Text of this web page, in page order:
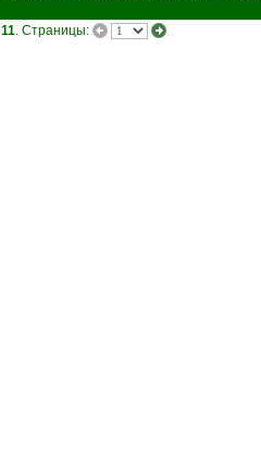
11. Страницы: